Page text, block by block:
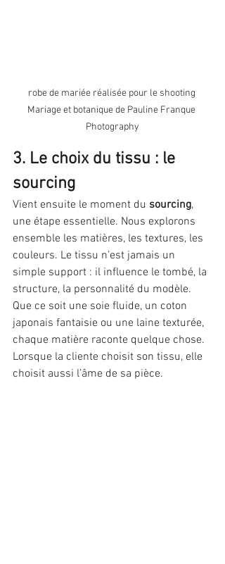
robe de mariée réalisée pour le shooting
Mariage et botanique de Pauline Franque
Photography
3. Le choix du tissu : le
sourcing
Vient ensuite le moment du sourcing,
une étape essentielle. Nous explorons
ensemble les matières, les textures, les
couleurs. Le tissu n’est jamais un
simple support : il influence le tombé, la
structure, la personnalité du modèle.
Que ce soit une soie fluide, un coton
japonais fantaisie ou une laine texturée,
chaque matière raconte quelque chose.
Lorsque la cliente choisit son tissu, elle
choisit aussi l’âme de sa pièce.